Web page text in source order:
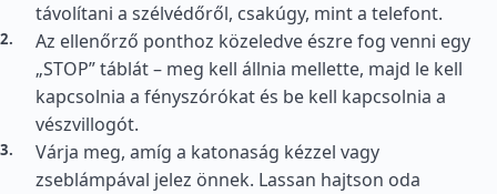
távolítani a szélvédőről, csakúgy, mint a telefont.
Az ellenőrző ponthoz közeledve észre fog venni egy
„STOP” táblát – meg kell állnia mellette, majd le kell
kapcsolnia a fényszórókat és be kell kapcsolnia a
vészvillogót.
Várja meg, amíg a katonaság kézzel vagy
zseblámpával jelez önnek. Lassan hajtson oda